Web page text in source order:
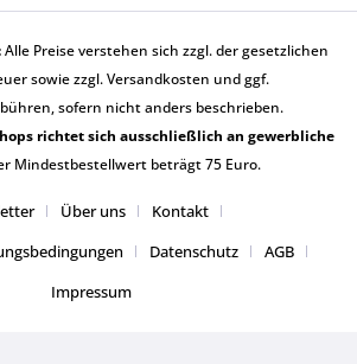
Alle Preise verstehen sich zzgl. der gesetzlichen
sowie zzgl.Versandkosten und ggf.
sofern nicht anders beschrieben.
richtet sich ausschließlich an gewerbliche
Mindestbestellwert beträgt 75 Euro.
Über uns
Kontakt
Datenschutz
AGB
Impressum